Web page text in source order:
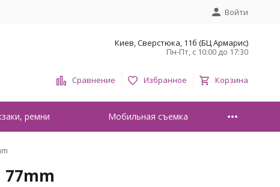
Войти
Киев, Сверстюка, 11б (БЦ Армарис)
Пн-Пт, с 10:00 до 17:30
Сравнение Избранное Корзина
ремни Мобильная съемка